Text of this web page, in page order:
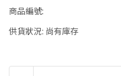
商品編號:
供貨狀況: 尚有庫存